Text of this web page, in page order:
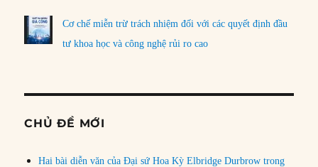
Cơ chế miễn trừ trách nhiệm đối với các quyết định đầu
tư khoa học và công nghệ rủi ro cao
CHỦ ĐỀ MỚI
Hai bài diễn văn của Đại sứ Hoa Kỳ Elbridge Durbrow trong